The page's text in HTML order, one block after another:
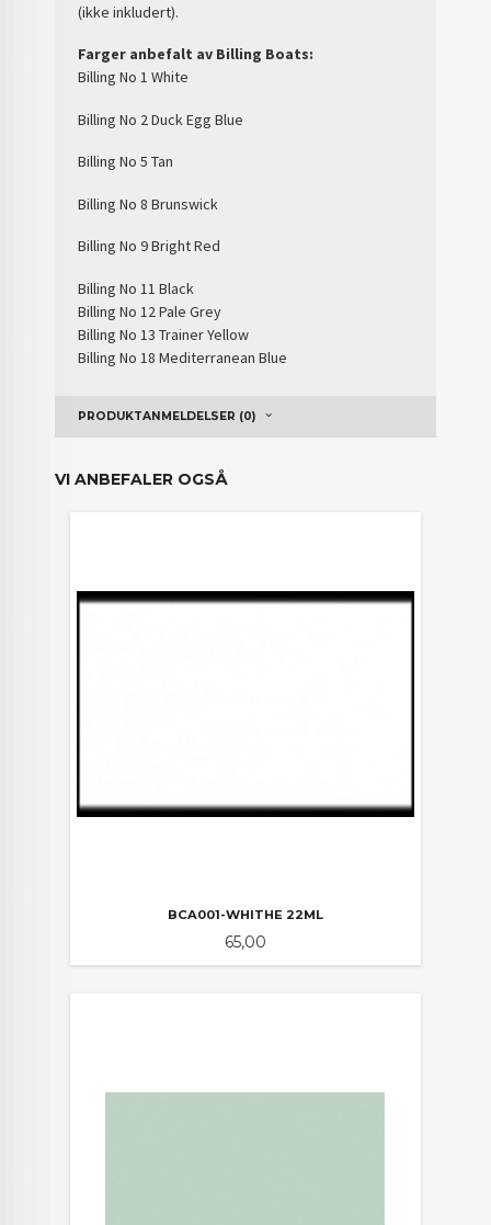
(ikke inkludert).
Farger anbefalt av Billing Boats:
Billing No 1 White
Billing No 2 Duck Egg Blue
Billing No 5Tan
Billing No 8 Brunswick
Billing No 9 Bright Red
Billing No 11 Black
Billing No 12 Pale Grey
Billing No 13 Trainer Yellow
Billing No 18 Mediterranean Blue
PRODUKTANMELDELSER (0)
VI ANBEFALER OGSÅ
BCA001-WHITHE 22ML
Pris
65,00